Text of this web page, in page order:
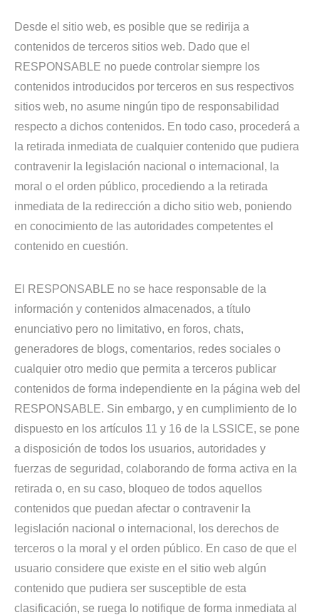
Desde el sitio web, es posible que se redirija a
contenidos de terceros sitios web. Dado que el
RESPONSABLE no puede controlar siempre los
contenidos introducidos por terceros en sus respectivos
sitios web, no asume ningún tipo de responsabilidad
respecto a dichos contenidos. En todo caso, procederá a
la retirada inmediata de cualquier contenido que pudiera
contravenir la legislación nacional o internacional, la
moral o el orden público, procediendo a la retirada
inmediata de la redirección a dicho sitio web, poniendo
en conocimiento de las autoridades competentes el
contenido en cuestión.
El RESPONSABLE no se hace responsable de la
información y contenidos almacenados, a título
enunciativo pero no limitativo, en foros, chats,
generadores de blogs, comentarios, redes sociales o
cualquier otro medio que permita a terceros publicar
contenidos de forma independiente en la página web del
RESPONSABLE. Sin embargo, y en cumplimiento de lo
dispuesto en los artículos 11 y 16 de la LSSICE, se pone
a disposición de todos los usuarios, autoridades y
fuerzas de seguridad, colaborando de forma activa en la
retirada o, en su caso, bloqueo de todos aquellos
contenidos que puedan afectar o contravenir la
legislación nacional o internacional, los derechos de
terceros o la moral y el orden público. En caso de que el
usuario considere que existe en el sitio web algún
contenido que pudiera ser susceptible de esta
clasificación, se ruega lo notifique de forma inmediata al